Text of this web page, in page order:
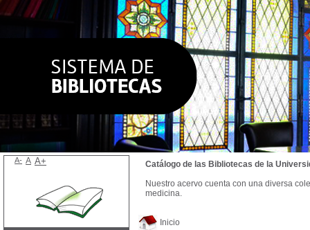
Inicio
Catálogo de las Bibliotecas de la
Nuestro acervo cuenta con una diversa
medicina.
A- A A+